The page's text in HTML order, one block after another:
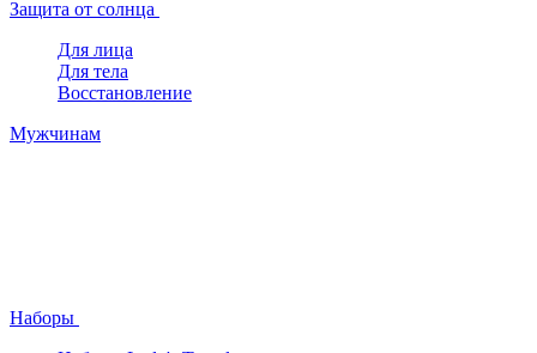
Защита от солнца
Для лица
Для тела
Восстановление
Мужчинам
Наборы